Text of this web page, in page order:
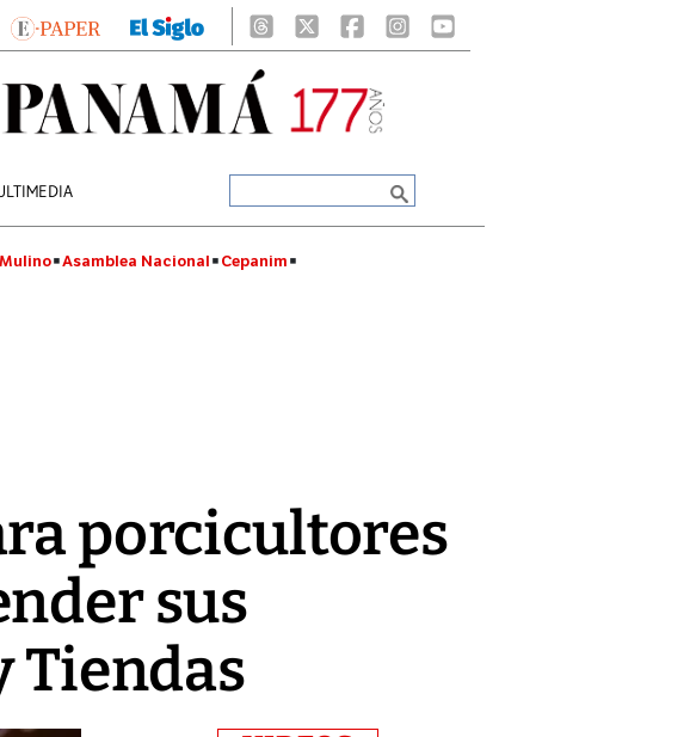
Asamblea Nacional Cepanim
porcicultores
sus
Tiendas